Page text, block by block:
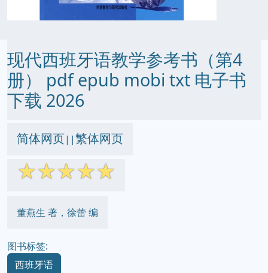
现代西班牙语教学参考书（第4
册） pdf epub mobi txt 电子书
下载 2026
简体网页||繁体网页
☆☆☆☆☆
董燕生 著，徐蕾 编
图书标签:
西班牙语